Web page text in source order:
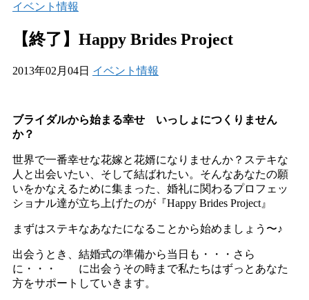
イベント情報
【終了】Happy Brides Project
2013年02月04日 イベント情報
ブライダルから始まる幸せ いっしょにつくりません
か？
世界で一番幸せな花嫁と花婿になりませんか？ステキな
人と出会いたい、そして結ばれたい。そんなあなたの願
いをかなえるために集まった、婚礼に関わるプロフェッ
ショナル達が立ち上げたのが『Happy Brides Project』
まずはステキなあなたになることから始めましょう〜♪
出会うとき、結婚式の準備から当日も・・・さら
に・・・ に出会うその時まで私たちはずっとあなた
方をサポートしていきます。